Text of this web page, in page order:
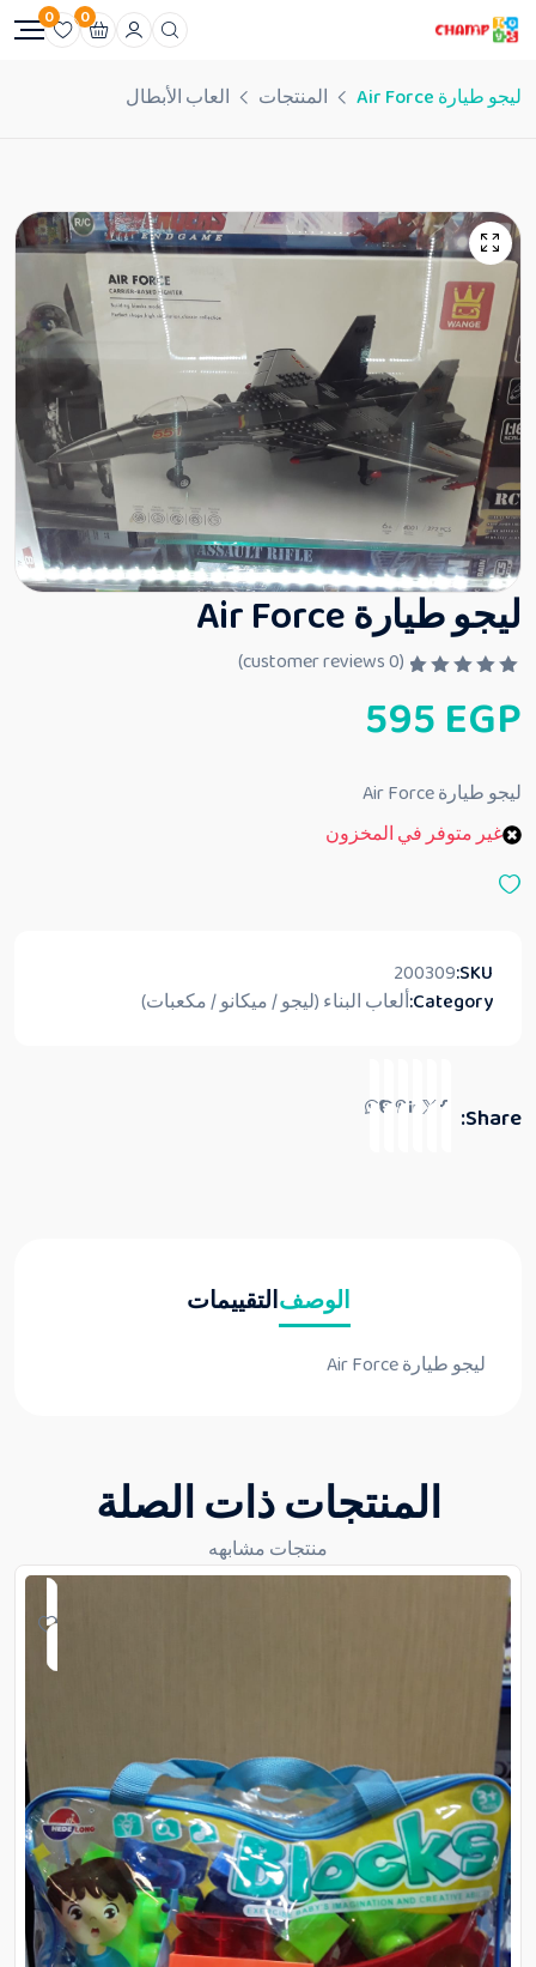
0
0
ليجو طيارة Air Force المنتجات العاب الأبطال
ليجو طيارة Air Force
م
ا
ي
م
ن
(
0
595EGP
ليجو طيارة Air Force
غير متوفر في المخزون
SKU:
200309
Category:ألعاب البناء (ليجو / ميكانو / مكعبات)
Share:
الوصفالتقييمات
ليجو طيارة Air Force
المنتجات ذات الصلة
منتجات مشابهه